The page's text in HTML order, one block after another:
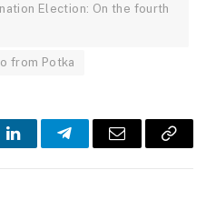
Election: On the fourth
from Potka
LinkedInTelegramEmail
Copy